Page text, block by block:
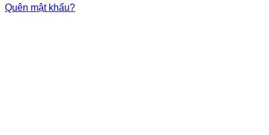
Quên mật khẩu?